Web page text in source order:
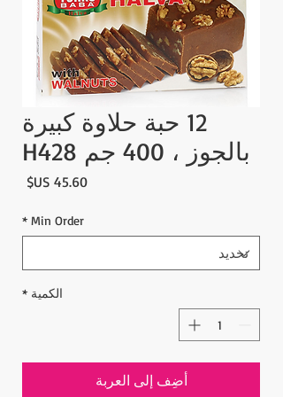
12 حبة حلاوة كبيرة
بالجوز ، 400 جم H428
Min Order
*
الكمية *
أضِف إلى العربة